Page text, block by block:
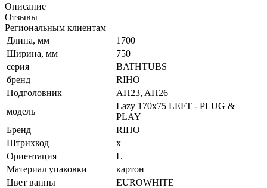
Описание
Отзывы
Региональным клиентам
Длина, мм
1700
Ширина, мм
750
серия
BATHTUBS
бренд
RIHO
Подголовник
AH23, AH26
модель
Lazy 170x75 LEFT - PLUG &
PLAY
Бренд
RIHO
Штрихкод
х
Ориентация
L
Материал упаковки
картон
Цвет ванны
EUROWHITE